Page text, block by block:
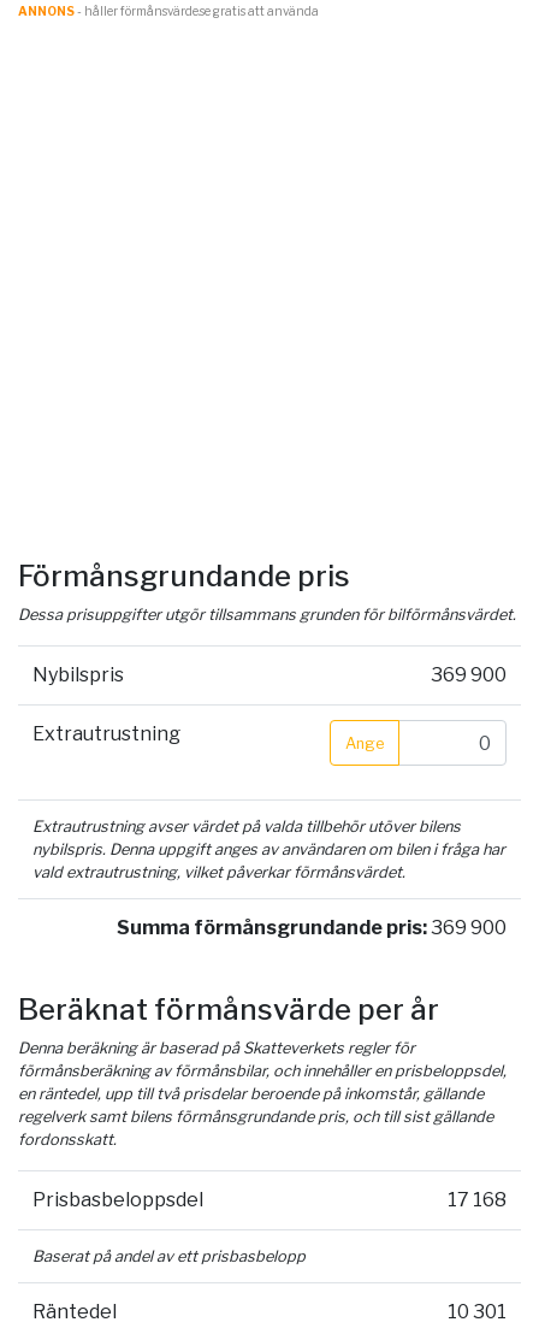
ANNONS- håller förmånsvärde.se gratis att använda
Förmånsgrundande pris
Dessa prisuppgifter utgör tillsammans grunden för bilförmånsvärdet.
Nybilspris 369 900
Extrautrustning Ange
Extrautrustning avser värdet på valda tillbehör utöver bilens
nybilspris. Denna uppgift anges av användaren om bilen i fråga har
vald extrautrustning, vilket påverkar förmånsvärdet.
Summa förmånsgrundande pris:369 900
Beräknat förmånsvärde per år
Denna beräkning är baserad på Skatteverkets regler för
förmånsberäkning av förmånsbilar, och innehåller en prisbeloppsdel,
en räntedel, upp till två prisdelar beroende på inkomstår, gällande
regelverk samt bilens förmånsgrundande pris, och till sist gällande
fordonsskatt.
Prisbasbeloppsdel 17 168
Baserat på andel av ett prisbasbelopp
Räntedel 10 301